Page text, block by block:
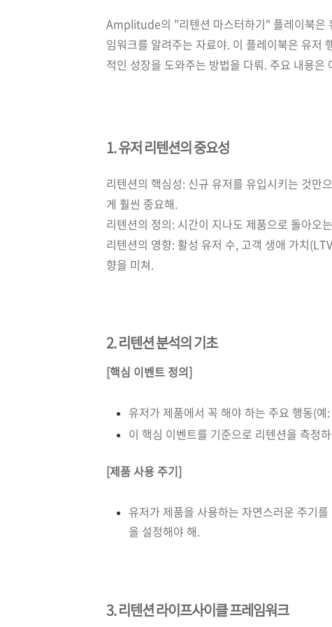
Amplitude의 "리텐션 마스터하기" 플레이북은
임워크를 알려주는 자료야. 이 플레이북은 유저
적인 성장을 도와주는 방법을 다뤄. 주요 내용은
1. 유저 리텐션의 중요성
리텐션의 핵심성: 신규 유저를 유입시키는 것만
게 훨씬 중요해.
리텐션의 정의: 시간이 지나도 제품으로 돌아오
리텐션의 영향: 활성 유저 수, 고객 생애 가치
향을 미쳐.
2. 리텐션 분석의 기초
[핵심 이벤트 정의]
유저가 제품에서 꼭 해야 하는 주요 행동(
이 핵심 이벤트를 기준으로 리텐션을 측정
[제품 사용 주기]
유저가 제품을 사용하는 자연스러운 주기
을 설정해야 해.
3. 리텐션 라이프사이클 프레임워크